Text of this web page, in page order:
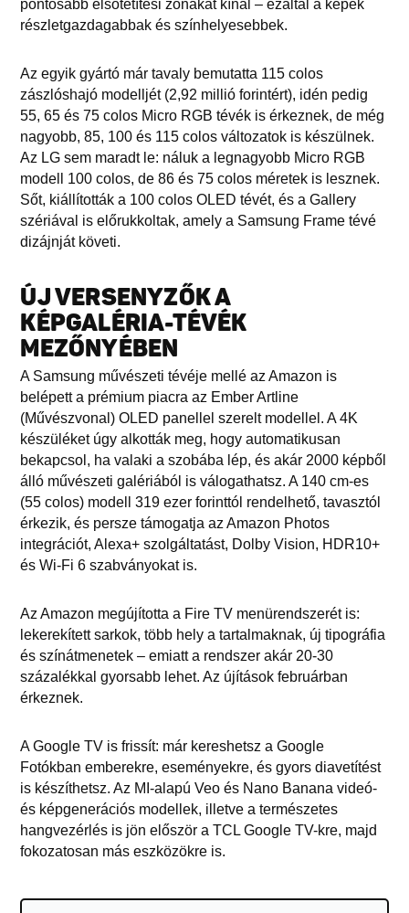
pontosabb elsötétítési zónákat kínál – ezáltal a képek
részletgazdagabbak és színhelyesebbek.
Az egyik gyártó már tavaly bemutatta 115 colos
zászlóshajó modelljét (2,92 millió forintért), idén pedig
55, 65 és 75 colos Micro RGB tévék is érkeznek, de még
nagyobb, 85, 100 és 115 colos változatok is készülnek.
Az LG sem maradt le: náluk a legnagyobb Micro RGB
modell 100 colos, de 86 és 75 colos méretek is lesznek.
Sőt, kiállították a 100 colos OLED tévét, és a Gallery
szériával is előrukkoltak, amely a Samsung Frame tévé
dizájnját követi.
ÚJ VERSENYZŐK A
KÉPGALÉRIA-TÉVÉK
MEZŐNYÉBEN
A Samsung művészeti tévéje mellé az Amazon is
belépett a prémium piacra az Ember Artline
(Művészvonal) OLED panellel szerelt modellel. A 4K
készüléket úgy alkották meg, hogy automatikusan
bekapcsol, ha valaki a szobába lép, és akár 2000 képből
álló művészeti galériából is válogathatsz. A 140 cm-es
(55 colos) modell 319 ezer forinttól rendelhető, tavasztól
érkezik, és persze támogatja az Amazon Photos
integrációt, Alexa+ szolgáltatást, Dolby Vision, HDR10+
és Wi‑Fi 6 szabványokat is.
Az Amazon megújította a Fire TV menürendszerét is:
lekerekített sarkok, több hely a tartalmaknak, új tipográfia
és színátmenetek – emiatt a rendszer akár 20-30
százalékkal gyorsabb lehet. Az újítások februárban
érkeznek.
A Google TV is frissít: már kereshetsz a Google
Fotókban emberekre, eseményekre, és gyors diavetítést
is készíthetsz. Az MI-alapú Veo és Nano Banana videó-
és képgenerációs modellek, illetve a természetes
hangvezérlés is jön először a TCL Google TV-kre, majd
fokozatosan más eszközökre is.